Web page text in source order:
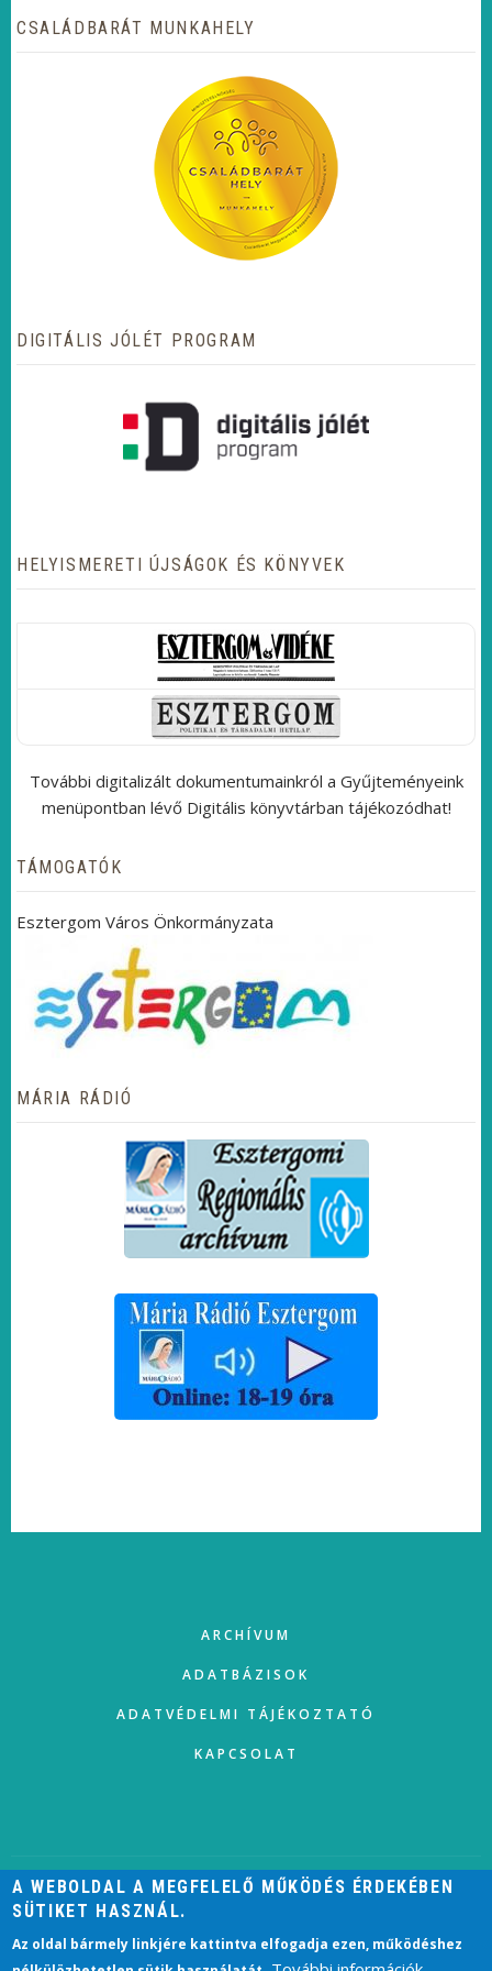
CSALÁDBARÁT MUNKAHELY
DIGITÁLIS JÓLÉT PROGRAM
HELYISMERETI ÚJSÁGOK ÉS KÖNYVEK
További digitalizált dokumentumainkról a Gyűjteményeink
menüpontban lévő Digitális könyvtárban tájékozódhat!
TÁMOGATÓK
Esztergom Város Önkormányzata
MÁRIA RÁDIÓ
ARCHÍVUM
ADATBÁZISOK
ADATVÉDELMI TÁJÉKOZTATÓ
KAPCSOLAT
USER
MENU
BEJELENTKEZÉS
A WEBOLDAL A MEGFELELŐ MŰKÖDÉS ÉRDEKÉBEN
SÜTIKET HASZNÁL.
Az oldal bármely linkjére kattintva elfogadja ezen, működéshez